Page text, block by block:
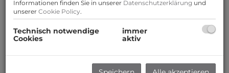
Beschreibung
Zum Verkauf gelangt eine durchdacht geplante 3
Informationen finden Sie in unserer Datenschutzerklärung und
unserer Cookie Policy.
Technisch notwendige
Cookies
immer
aktiv